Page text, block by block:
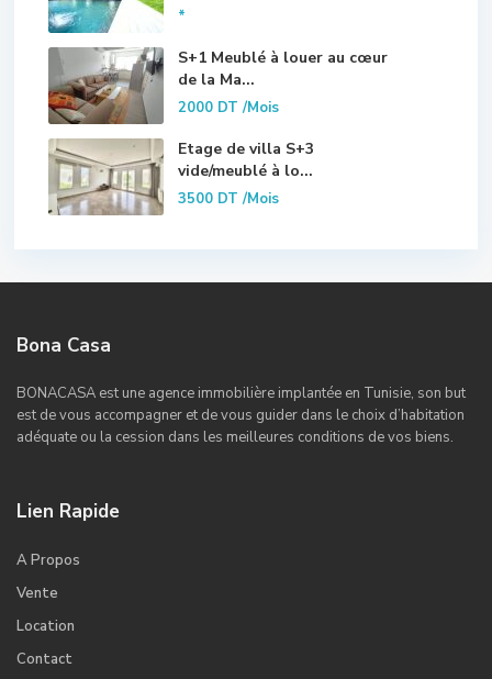
*
S+1 Meublé à louer au cœur
de la Ma...
2000 DT/Mois
Etage de villa S+3
vide/meublé à lo...
3500 DT/Mois
Bona Casa
BONACASA est une agence immobilière implantée en Tunisie, son but
est de vous accompagner et de vous guider dans le choix d’habitation
adéquate ou la cession dans les meilleures conditions de vos biens.
Lien Rapide
A Propos
Vente
Location
Contact